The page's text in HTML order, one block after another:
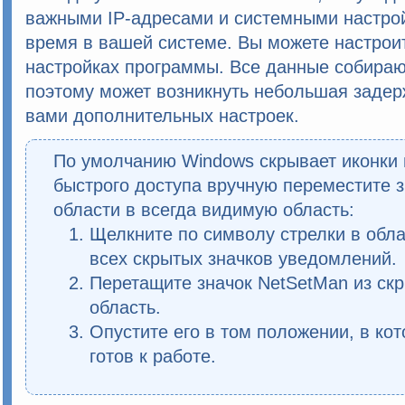
важными IP-адресами и системными
время в вашей системе. Вы можете
настройках программы. Все данные
поэтому может возникнуть небольшая
вами дополнительных настроек.
По умолчанию Windows скрывает
быстрого доступа вручную переместите
области в всегда видимую область:
Щелкните по символу стрелки в
всех скрытых значков уведомлений.
Перетащите значок NetSetMan из
область.
Опустите его в том положении, в
готов к работе.